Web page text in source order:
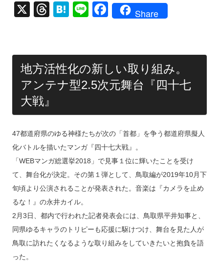
X
T
a
d
s
H
n
a
Li
F
e
b
o
k
Share
地方活性化の新しい取り組み。
アンテナ型2.5次元舞台『四十七
大戦』
47都道府県のゆる神様たちが次の「首都」を争う都道府県擬人
化バトルを描いたマンガ『四十七大戦』。
「WEBマンガ総選挙2018」で見事１位に輝いたことを受け
て、舞台化が決定。その第１弾として、鳥取編が2019年10月下
旬頃より公演されることが発表された。音楽は『カメラを止め
るな！』の永井カイル。
2月3日、都内で行われた記者発表会には、鳥取県平井知事と、
同県ゆるキャラのトリピーも応援に駆けつけ、舞台を見た人が
鳥取に訪れたくなるような取り組みをしていきたいと抱負を語
った。